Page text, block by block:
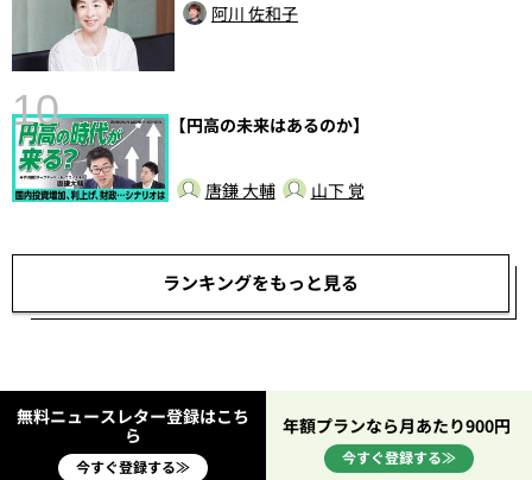
阿川 佐和子
10 【円高の未来はあるのか】
唐鎌 大輔 山下 覚
ランキングをもっと見る
無料ニュースレター登録はこち
ら
今すぐ登録する≫
年額プランなら月あたり900円
今すぐ登録する≫